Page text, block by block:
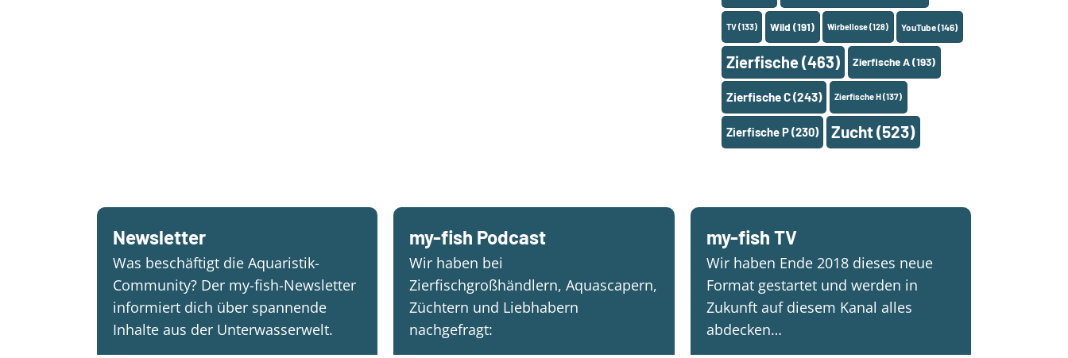
TV(133) Wild (191) Wirbellose(128) YouTube(146)
Zierfische(463) Zierfische A(193)
Zierfische C(243) Zierfische H(137)
Zierfische P(230) Zucht(523)
Newsletter
Was beschäftigt die Aquaristik-
Community? Der my-fish-Newsletter
informiert dich über spannende
Inhalte aus der Unterwasserwelt.
my-fish Podcast
Wir haben bei
Zierfischgroßhändlern, Aquascapern,
Züchtern und Liebhabern
nachgefragt:
my-fish TV
Wir haben Ende 2018 dieses neue
Format gestartet und werden in
Zukunft auf diesem Kanal alles
abdecken…